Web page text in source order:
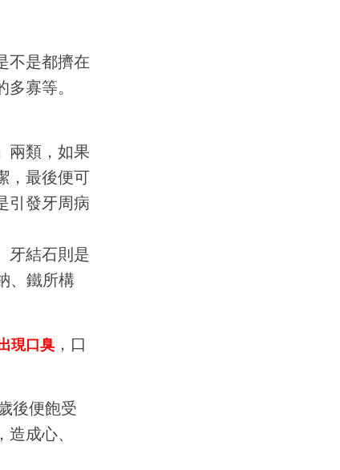
不是都擠在
寡等。
兩類，如果
，最後便可
引發牙周病
牙結石則是
、鐵所構
現口臭 ，口
後便飽受
成心、